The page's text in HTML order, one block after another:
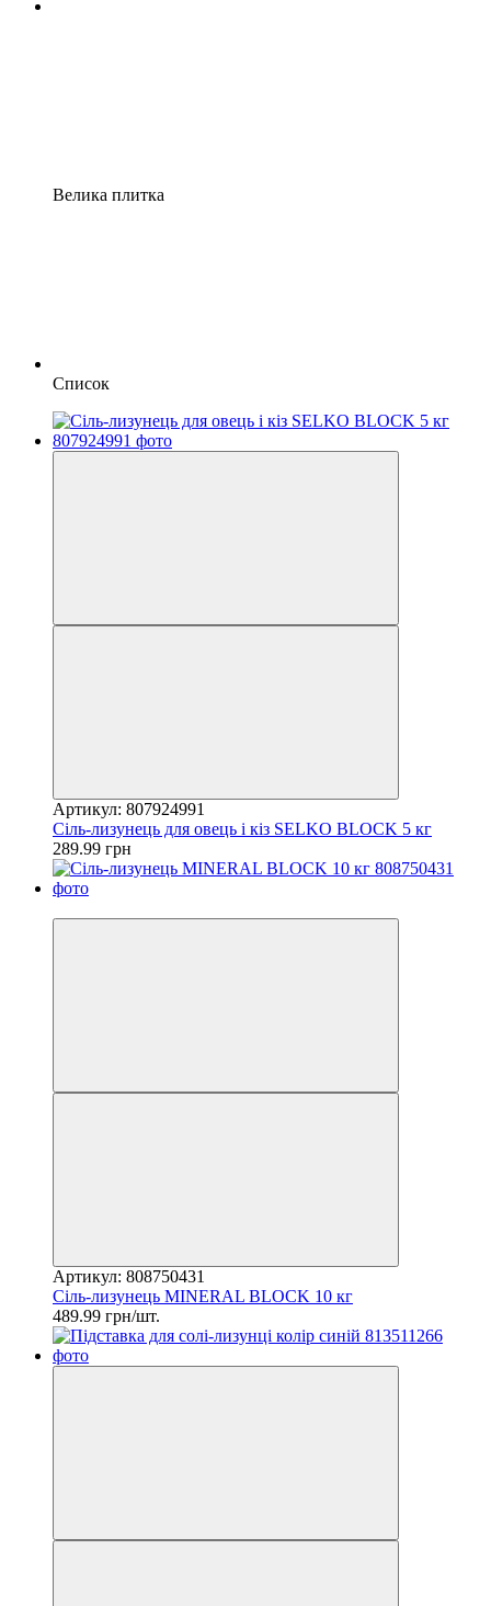
Велика плитка
Список
Артикул: 807924991
Сіль-лизунець для овець і кіз SELKO BLOCK 5 кг
289.99 грн
Артикул: 808750431
Сіль-лизунець MINERAL BLOCK 10 кг
489.99 грн/шт.